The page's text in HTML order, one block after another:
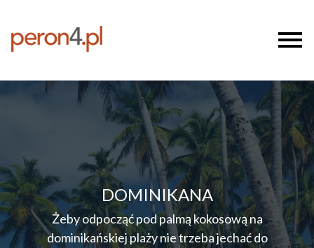
DOMINIKANA
Żeby odpocząć pod palmą kokosową na
dominikańskiej plaży nie trzeba jechać do